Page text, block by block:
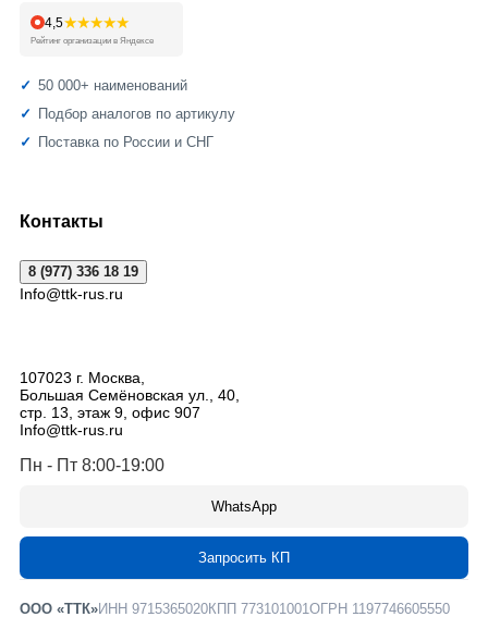
4,5★★★★★
Рейтинг организации в Яндексе
50 000+ наименований
Подбор аналогов по артикулу
Поставка по России и СНГ
Контакты
8 (977) 336 18 19
Info@ttk-rus.ru
107023 г. Москва,
Большая Семёновская ул., 40,
стр. 13, этаж 9, офис 907
Info@ttk-rus.ru
Пн - Пт 8:00-19:00
WhatsApp
Запросить КП
ООО «ТТК»ИНН 9715365020КПП 773101001ОГРН 1197746605550